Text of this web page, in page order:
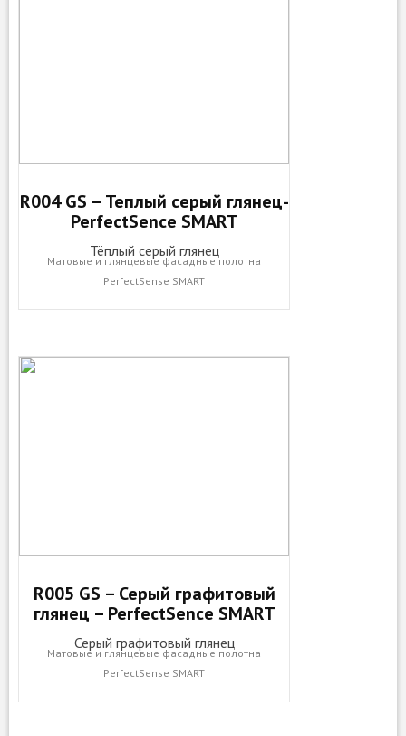
R004 GS – Теплый серый глянец-
PerfectSence SMART
Тёплый серый глянец
Матовые и глянцевые фасадные полотна
PerfectSense SMART
R005 GS – Серый графитовый
глянец – PerfectSence SMART
Серый графитовый глянец
Матовые и глянцевые фасадные полотна
PerfectSense SMART